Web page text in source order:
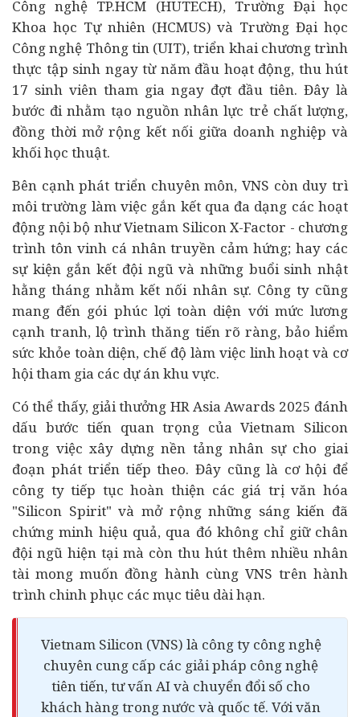
Công nghệ TP.HCM (HUTECH), Trường Đại học
Khoa học Tự nhiên (HCMUS) và Trường Đại học
Công nghệ Thông tin (UIT), triển khai chương trình
thực tập sinh ngay từ năm đầu hoạt động, thu hút
17 sinh viên tham gia ngay đợt đầu tiên. Đây là
bước đi nhằm tạo nguồn nhân lực trẻ chất lượng,
đồng thời mở rộng kết nối giữa doanh nghiệp và
khối học thuật.
Bên cạnh phát triển chuyên môn, VNS còn duy trì
môi trường làm việc gắn kết qua đa dạng các hoạt
động nội bộ như Vietnam Silicon X-Factor - chương
trình tôn vinh cá nhân truyền cảm hứng; hay các
sự kiện gắn kết đội ngũ và những buổi sinh nhật
hằng tháng nhằm kết nối nhân sự. Công ty cũng
mang đến gói phúc lợi toàn diện với mức lương
cạnh tranh, lộ trình thăng tiến rõ ràng, bảo hiểm
sức khỏe toàn diện, chế độ làm việc linh hoạt và cơ
hội tham gia các dự án khu vực.
Có thể thấy, giải thưởng HR Asia Awards 2025 đánh
dấu bước tiến quan trọng của Vietnam Silicon
trong việc xây dựng nền tảng nhân sự cho giai
đoạn phát triển tiếp theo. Đây cũng là cơ hội để
công ty tiếp tục hoàn thiện các giá trị văn hóa
"Silicon Spirit" và mở rộng những sáng kiến đã
chứng minh hiệu quả, qua đó không chỉ giữ chân
đội ngũ hiện tại mà còn thu hút thêm nhiều nhân
tài mong muốn đồng hành cùng VNS trên hành
trình chinh phục các mục tiêu dài hạn.
Vietnam Silicon (VNS) là công ty công nghệ
chuyên cung cấp các giải pháp công nghệ
tiên tiến, tư vấn AI và chuyển đổi số cho
khách hàng trong nước và quốc tế. Với văn